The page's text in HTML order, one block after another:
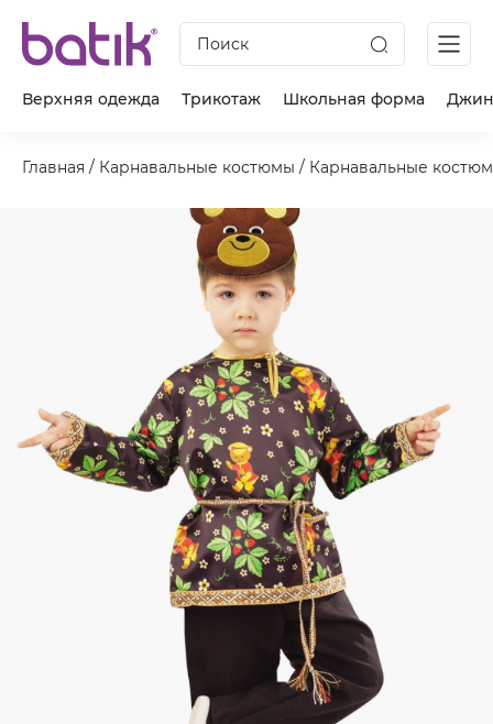
Поиск
Верхняя одежда Трикотаж Школьная форма
Главная / Карнавальные костюмы / Карнавальные